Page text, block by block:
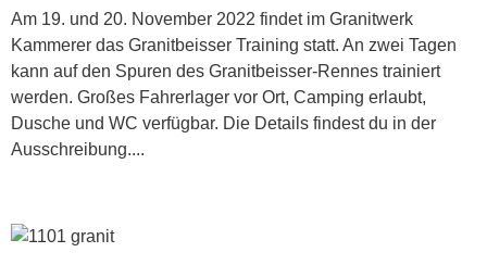
Am 19. und 20. November 2022 findet im Granitwerk
Kammerer das Granitbeisser Training statt. An zwei Tagen
kann auf den Spuren des Granitbeisser-Rennes trainiert
werden. Großes Fahrerlager vor Ort, Camping erlaubt,
Dusche und WC verfügbar. Die Details findest du in der
Ausschreibung....